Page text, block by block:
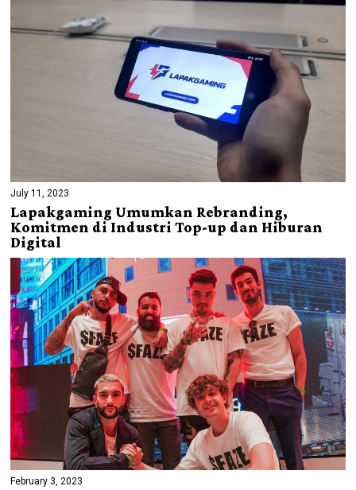
July 11, 2023
Lapakgaming Umumkan Rebranding,
Komitmen di Industri Top-up dan Hiburan
Digital
February 3, 2023